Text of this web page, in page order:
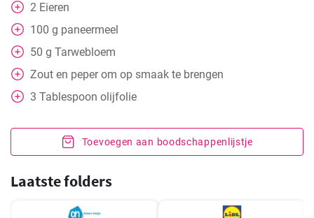
2 Eieren
100 g paneermeel
50 g Tarwebloem
Zout en peper om op smaak te brengen
3 Tablespoon olijfolie
Toevoegen aan boodschappenlijstje
Laatste folders